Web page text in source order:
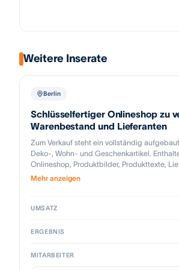
Weitere Inserate
Berlin
Schlüsselfertiger Onlineshop zu
Warenbestand und Lieferanten
Zum Verkauf steht ein vollständig
Deko-, Wohn- und Geschenkartikel.
Onlineshop, Produktbilder, Produkttexte,
Warenbestand von ca. 1.500 neuen
Impulsprodukt. Die Produkte eignen sich
weitere Marktplätze. Der theoretische
€. Zusätzlich ist Verpackungsmaterial
Mehr anzeigen
UMSATZ
ERGEBNIS
MITARBEITER